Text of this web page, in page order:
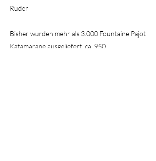
Ruder
Bisher wurden mehr als 3.000 Fountaine Pajot
Katamarane ausgeliefert, ca. 950